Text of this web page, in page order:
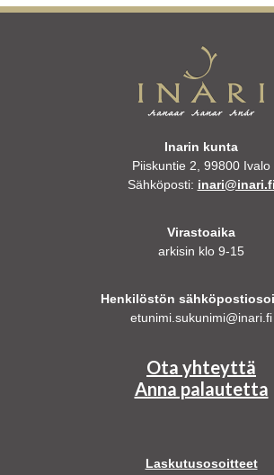
Inarin kunta
Piiskuntie 2, 99800 Ivalo
Sähköposti: inari@inari.fi
Virastoaika
arkisin klo 9-15
Henkilöstön
etunimi.sukunimi@inari.fi
Ota yhteyttä
Anna palautetta
Laskutusosoitteet